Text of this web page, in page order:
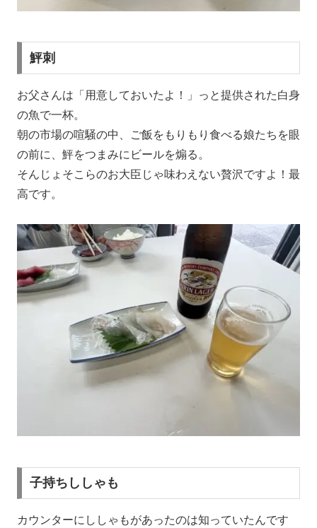
鮃刺
お父さんは「用意しておいたよ！」っと提供された白身
の魚で一杯。
朝の市場の喧騒の中、ご飯をもりもり食べる娘たちを眼
の前に、鮃をつまみにビールを煽る。
そんじょそこらのお大臣じゃ味わえない贅沢ですよ！最
高です。
子持ちししゃも
カウンターにししゃもがあったのは知っていたんです